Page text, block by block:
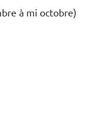
à mi octobre)